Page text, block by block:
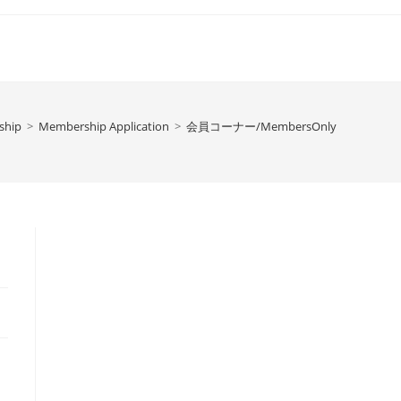
> Membership Application > 会員コーナー/MembersOnly